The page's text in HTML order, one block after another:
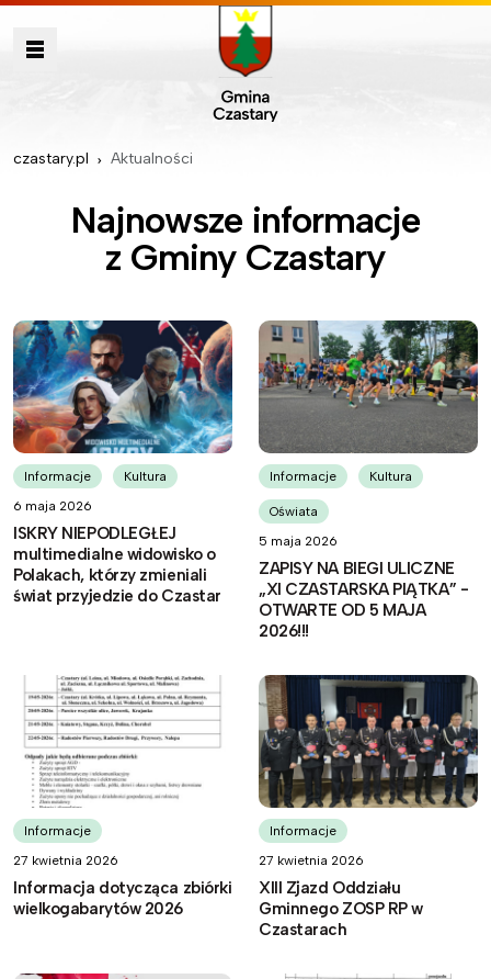
czastary.pl Aktualności
Najnowsze informacje
z Gminy Czastary
Informacje
Kultura
6 maja 2026
ISKRY NIEPODLEGŁEJ
multimedialne widowisko o
Polakach, którzy zmieniali
świat przyjedzie do Czastar
Informacje Kultura
Oświata
5 maja 2026
ZAPISY NA BIEGI ULICZNE
„XI CZASTARSKA PIĄTKA” -
OTWARTE OD 5 MAJA
2026!!!
Informacje
27 kwietnia 2026
Informacja dotycząca zbiórki
wielkogabarytów 2026
Informacje
27 kwietnia 2026
XIII Zjazd Oddziału
Gminnego ZOSP RP w
Czastarach